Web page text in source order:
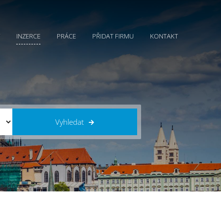
INZERCE PRÁCE PŘIDAT FIRMU KONTAKT
Vyhledat